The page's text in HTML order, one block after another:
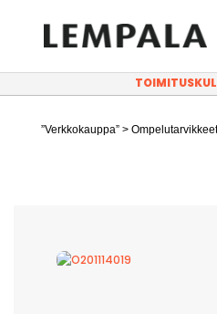
”Verkkokauppa”> Ompelutarvikkeet